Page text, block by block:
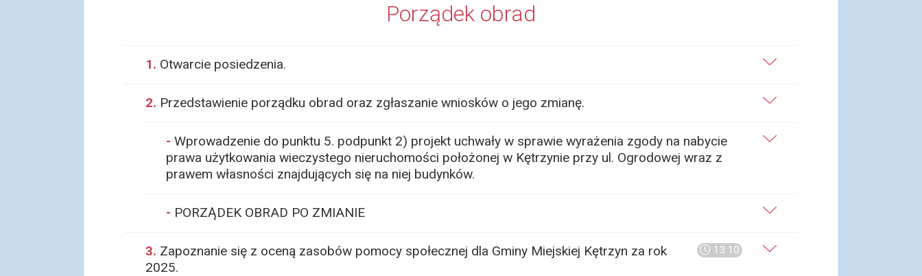
Porządek obrad
1. Otwarcie posiedzenia.
2. Przedstawienie porządku obrad oraz zgłaszanie wniosków o jego zmianę.
- Wprowadzenie do punktu 5. podpunkt 2) projekt uchwały w sprawie wyrażenia zgody na nabycie
prawa użytkowania wieczystego nieruchomości położonej w Kętrzynie przy ul. Ogrodowej wraz z
prawem własności znajdujących się na niej budynków.
- PORZĄDEK OBRAD PO ZMIANIE
13:10
3. Zapoznanie się z oceną zasobów pomocy społecznej dla Gminy Miejskiej Kętrzyn za rok
2025.